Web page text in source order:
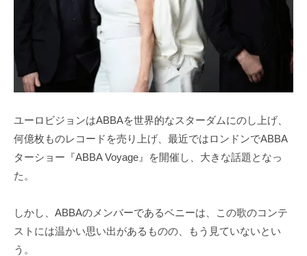
ユーロビジョンはABBAを世界的なスターダムにのし上げ、
何億枚ものレコードを売り上げ、最近ではロンドンでABBA
ターショー『ABBA Voyage』を開催し、大きな話題となっ
た。
しかし、ABBAのメンバーであるベニーは、この歌のコンテ
ストには温かい思い出があるものの、もう見ていないとい
う。